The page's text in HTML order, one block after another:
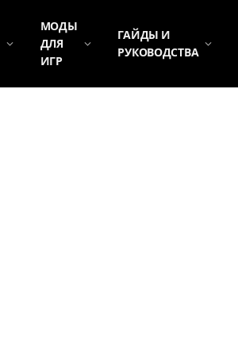
МОДЫ
ДЛЯ
ИГР
ГАЙДЫ И
РУКОВОДСТВА